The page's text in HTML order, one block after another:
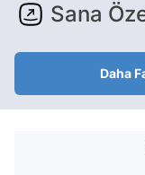
Sana
Daha